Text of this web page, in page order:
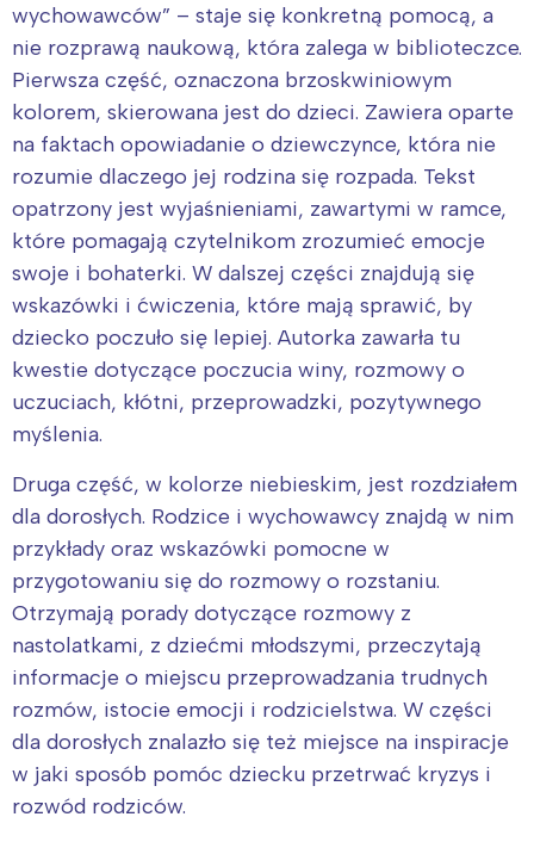
wychowawców” – staje się konkretną pomocą, a
nie rozprawą naukową, która zalega w biblioteczce.
Pierwsza część, oznaczona brzoskwiniowym
kolorem, skierowana jest do dzieci. Zawiera oparte
na faktach opowiadanie o dziewczynce, która nie
rozumie dlaczego jej rodzina się rozpada. Tekst
opatrzony jest wyjaśnieniami, zawartymi w ramce,
które pomagają czytelnikom zrozumieć emocje
swoje i bohaterki. W dalszej części znajdują się
wskazówki i ćwiczenia, które mają sprawić, by
dziecko poczuło się lepiej. Autorka zawarła tu
kwestie dotyczące poczucia winy, rozmowy o
uczuciach, kłótni, przeprowadzki, pozytywnego
myślenia.
Druga część, w kolorze niebieskim, jest rozdziałem
dla dorosłych. Rodzice i wychowawcy znajdą w nim
przykłady oraz wskazówki pomocne w
przygotowaniu się do rozmowy o rozstaniu.
Otrzymają porady dotyczące rozmowy z
nastolatkami, z dziećmi młodszymi, przeczytają
informacje o miejscu przeprowadzania trudnych
rozmów, istocie emocji i rodzicielstwa. W części
dla dorosłych znalazło się też miejsce na inspiracje
w jaki sposób pomóc dziecku przetrwać kryzys i
rozwód rodziców.